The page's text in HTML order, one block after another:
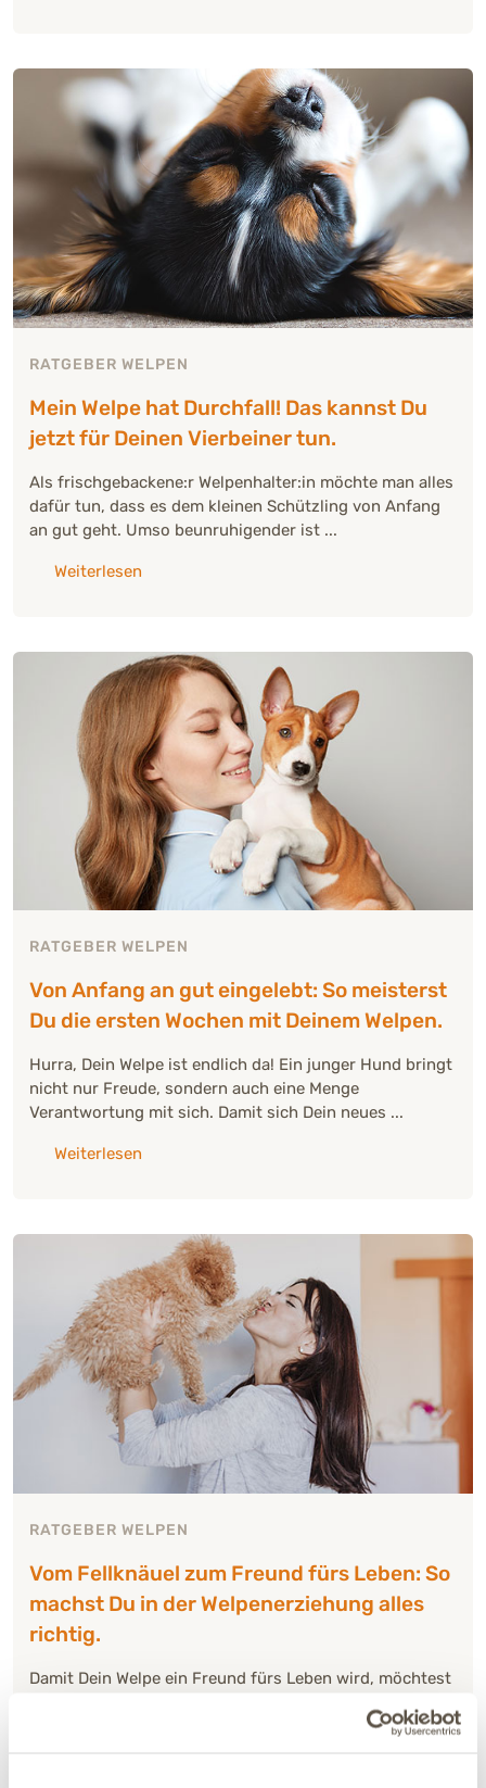
RATGEBER WELPEN
Mein Welpe hat Durchfall! Das kannst Du
jetzt für Deinen Vierbeiner tun.
Als frischgebackene:r Welpenhalter:in möchte man alles
dafür tun, dass es dem kleinen Schützling von Anfang
an gut geht. Umso beunruhigender ist ...
Weiterlesenüber: "Mein Welpe hat Durchfall! Das kannst
RATGEBER WELPEN
Von Anfang an gut eingelebt: So meisterst
Du die ersten Wochen mit Deinem Welpen.
Hurra, Dein Welpe ist endlich da! Ein junger Hund bringt
nicht nur Freude, sondern auch eine Menge
Verantwortung mit sich. Damit sich Dein neues ...
Weiterlesenüber: "Von Anfang an gut eingelebt: So
RATGEBER WELPEN
Vom Fellknäuel zum Freund fürs Leben: So
machst Du in der Welpenerziehung alles
richtig.
Damit Dein Welpe ein Freund fürs Leben wird, möchtest